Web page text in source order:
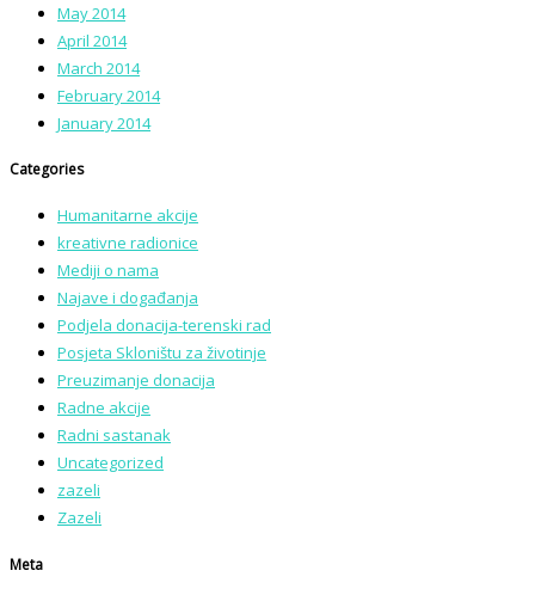
May 2014
April 2014
March 2014
February 2014
January 2014
Categories
Humanitarne akcije
kreativne radionice
Mediji o nama
Najave i događanja
Podjela donacija-terenski rad
Posjeta Skloništu za životinje
Preuzimanje donacija
Radne akcije
Radni sastanak
Uncategorized
zazeli
Zazeli
Meta